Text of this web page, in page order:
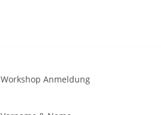
Workshop Anmeldung